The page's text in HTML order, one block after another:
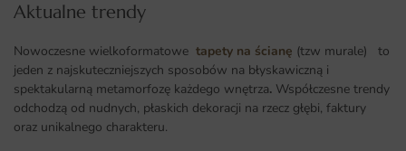
Aktualne trendy​
Nowoczesne wielkoformatowe tapety na ścianę (tzw murale) to
jeden z najskuteczniejszych sposobów na błyskawiczną i
spektakularną metamorfozę każdego wnętrza. Współczesne trendy
odchodzą od nudnych, płaskich dekoracji na rzecz głębi, faktury
oraz unikalnego charakteru.